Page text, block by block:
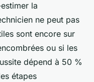
la
ne peut pas
sont encore sur
ou si les
dépend à 50 %
étapes